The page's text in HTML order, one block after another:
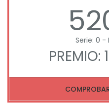
Serie: 0 -